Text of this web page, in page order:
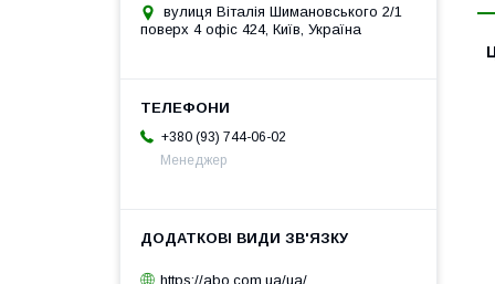
вулиця Віталія Шимановського 2/1
поверх 4 офіс 424, Київ, Україна
+380 (93) 744-06-02
Менеджер
https://abo.com.ua/ua/